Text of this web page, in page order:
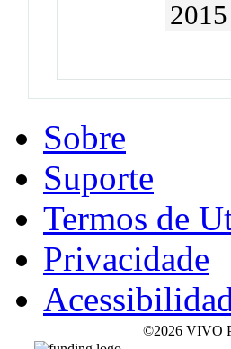
2015
Sobre
Suporte
Termos de
Privacidade
©2026 VIVO